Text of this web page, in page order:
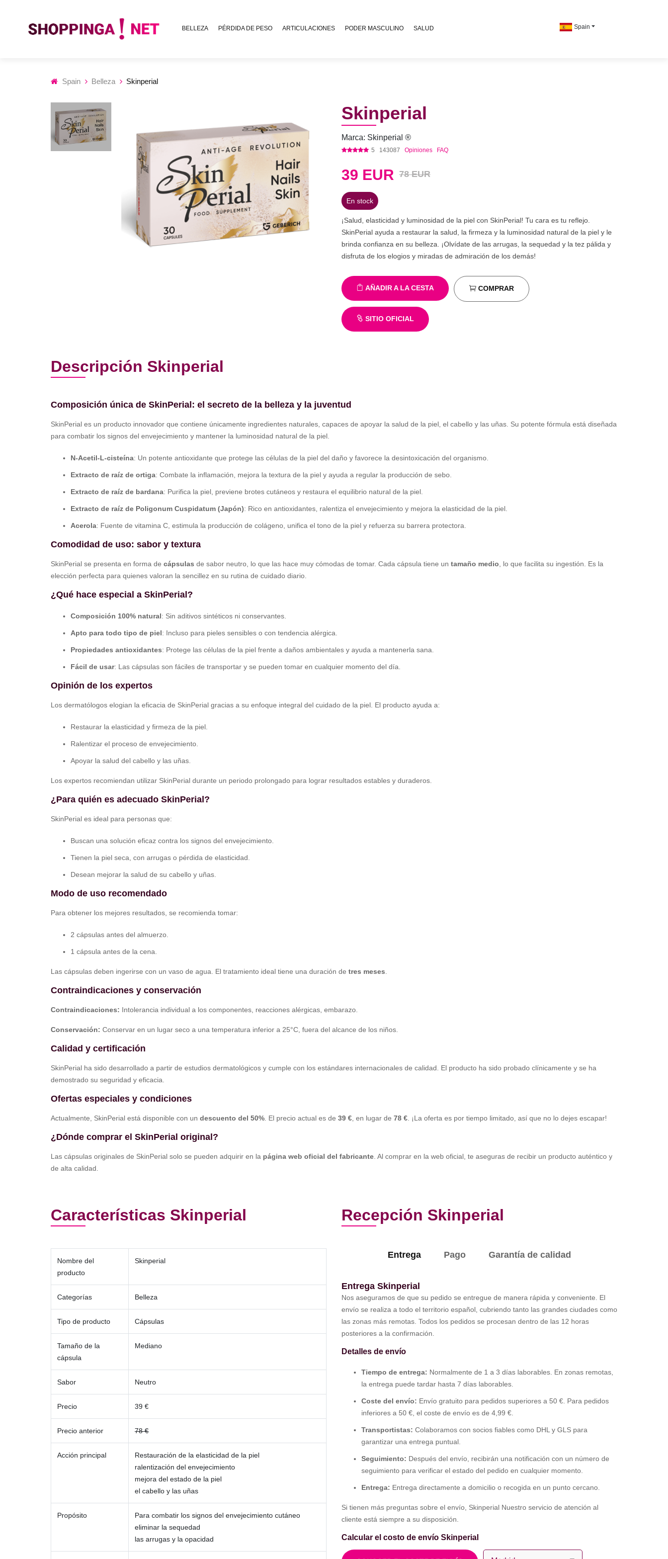
BELLEZA PÉRDIDA DE PESO ARTICULACIONES PODER MASCULINO SALUD Spain
Spain Belleza Skinperial
Skinperial
Marca: Skinperial ®
5 143087 Opiniones FAQ
39 EUR 78 EUR
En stock
¡Salud, elasticidad y luminosidad de la piel con SkinPerial! Tu cara es tu reflejo.
SkinPerial ayuda a restaurar la salud, la firmeza y la luminosidad natural de la piel y le
brinda confianza en su belleza. ¡Olvídate de las arrugas, la sequedad y la tez pálida y
disfruta de los elogios y miradas de admiración de los demás!
AÑADIR A LA CESTA COMPRAR
SITIO OFICIAL
Descripción Skinperial
Composición única de SkinPerial: el secreto de la belleza y la juventud
SkinPerial es un producto innovador que contiene únicamente ingredientes naturales, capaces de apoyar la salud de la piel, el cabello y las uñas. Su potente fórmula está diseñada
para combatir los signos del envejecimiento y mantener la luminosidad natural de la piel.
N-Acetil-L-cisteína: Un potente antioxidante que protege las células de la piel del daño y favorece la desintoxicación del organismo.
Extracto de raíz de ortiga: Combate la inflamación, mejora la textura de la piel y ayuda a regular la producción de sebo.
Extracto de raíz de bardana: Purifica la piel, previene brotes cutáneos y restaura el equilibrio natural de la piel.
Extracto de raíz de Poligonum Cuspidatum (Japón): Rico en antioxidantes, ralentiza el envejecimiento y mejora la elasticidad de la piel.
Acerola: Fuente de vitamina C, estimula la producción de colágeno, unifica el tono de la piel y refuerza su barrera protectora.
Comodidad de uso: sabor y textura
SkinPerial se presenta en forma de cápsulas de sabor neutro, lo que las hace muy cómodas de tomar. Cada cápsula tiene un tamaño medio, lo que facilita su ingestión. Es la
elección perfecta para quienes valoran la sencillez en su rutina de cuidado diario.
¿Qué hace especial a SkinPerial?
Composición 100% natural: Sin aditivos sintéticos ni conservantes.
Apto para todo tipo de piel: Incluso para pieles sensibles o con tendencia alérgica.
Propiedades antioxidantes: Protege las células de la piel frente a daños ambientales y ayuda a mantenerla sana.
Fácil de usar: Las cápsulas son fáciles de transportar y se pueden tomar en cualquier momento del día.
Opinión de los expertos
Los dermatólogos elogian la eficacia de SkinPerial gracias a su enfoque integral del cuidado de la piel. El producto ayuda a:
Restaurar la elasticidad y firmeza de la piel.
Ralentizar el proceso de envejecimiento.
Apoyar la salud del cabello y las uñas.
Los expertos recomiendan utilizar SkinPerial durante un periodo prolongado para lograr resultados estables y duraderos.
¿Para quién es adecuado SkinPerial?
SkinPerial es ideal para personas que:
Buscan una solución eficaz contra los signos del envejecimiento.
Tienen la piel seca, con arrugas o pérdida de elasticidad.
Desean mejorar la salud de su cabello y uñas.
Modo de uso recomendado
Para obtener los mejores resultados, se recomienda tomar:
2 cápsulas antes del almuerzo.
1 cápsula antes de la cena.
Las cápsulas deben ingerirse con un vaso de agua. El tratamiento ideal tiene una duración de tres meses.
Contraindicaciones y conservación
Contraindicaciones: Intolerancia individual a los componentes, reacciones alérgicas, embarazo.
Conservación: Conservar en un lugar seco a una temperatura inferior a 25°C, fuera del alcance de los niños.
Calidad y certificación
SkinPerial ha sido desarrollado a partir de estudios dermatológicos y cumple con los estándares internacionales de calidad. El producto ha sido probado clínicamente y se ha
demostrado su seguridad y eficacia.
Ofertas especiales y condiciones
Actualmente, SkinPerial está disponible con un descuento del 50%. El precio actual es de 39 €, en lugar de 78 €. ¡La oferta es por tiempo limitado, así que no lo dejes escapar!
¿Dónde comprar el SkinPerial original?
Las cápsulas originales de SkinPerial solo se pueden adquirir en la página web oficial del fabricante. Al comprar en la web oficial, te aseguras de recibir un producto auténtico y
de alta calidad.
Características Skinperial
Nombre del
producto
Skinperial
Categorías Belleza
Tipo de producto Cápsulas
Tamaño de la
cápsula
Mediano
Sabor Neutro
Precio 39 €
Precio anterior 78 €
Acción principal
Restauración de la elasticidad de la piel
ralentización del envejecimiento
mejora del estado de la piel
el cabello y las uñas
Propósito
Para combatir los signos del envejecimiento cutáneo
eliminar la sequedad
las arrugas y la opacidad
Recepción Skinperial
Entrega Pago Garantía de calidad
Entrega Skinperial
Nos aseguramos de que su pedido se entregue de manera rápida y conveniente. El
envío se realiza a todo el territorio español, cubriendo tanto las grandes ciudades como
las zonas más remotas. Todos los pedidos se procesan dentro de las 12 horas
posteriores a la confirmación.
Detalles de envío
Tiempo de entrega: Normalmente de 1 a 3 días laborables. En zonas remotas,
la entrega puede tardar hasta 7 días laborables.
Coste del envío: Envío gratuito para pedidos superiores a 50 €. Para pedidos
inferiores a 50 €, el coste de envío es de 4,99 €.
Transportistas: Colaboramos con socios fiables como DHL y GLS para
garantizar una entrega puntual.
Seguimiento: Después del envío, recibirán una notificación con un número de
seguimiento para verificar el estado del pedido en cualquier momento.
Entrega: Entrega directamente a domicilio o recogida en un punto cercano.
Si tienen más preguntas sobre el envío, Skinperial Nuestro servicio de atención al
cliente está siempre a su disposición.
Calcular el costo de envío Skinperial